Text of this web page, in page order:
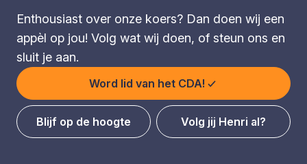
Enthousiast over onze koers? Dan doen wij een
appèl op jou! Volg wat wij doen, of steun ons en
sluit je aan.
Word lid van het CDA!
Blijf op de hoogte Volg jij Henri al?